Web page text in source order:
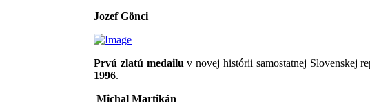
Jozef Gönci
Prvú zlatú medailu v novej histórii samostatnej Slovenskej
1996.
Michal Martikán